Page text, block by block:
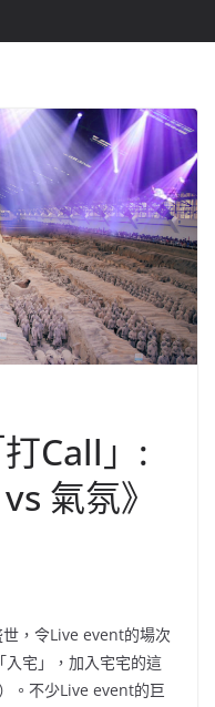
打Call」:
氣氛》
，令Live event的場次
宅」，加入宅宅的這
。 不少Live event的巨